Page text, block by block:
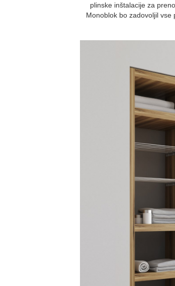
plinske inštalacije za
Monoblok bo zadovoljil